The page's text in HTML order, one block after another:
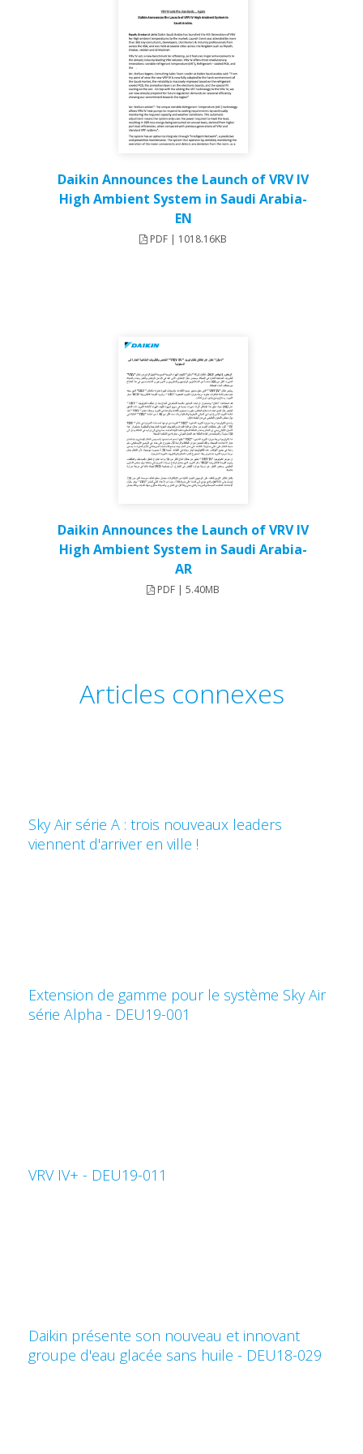
Daikin Announces the Launch of VRV IV
High Ambient System in Saudi Arabia-
EN
PDF | 1018.16KB
Daikin Announces the Launch of VRV IV
High Ambient System in Saudi Arabia-
AR
PDF | 5.40MB
Articles connexes
Sky Air série A : trois nouveaux leaders
viennent d'arriver en ville !
Extension de gamme pour le système Sky Air
série Alpha - DEU19-001
VRV IV+ - DEU19-011
Daikin présente son nouveau et innovant
groupe d'eau glacée sans huile - DEU18-029